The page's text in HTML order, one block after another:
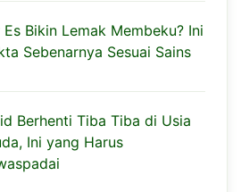
Es Bikin Lemak Membeku? Ini
Sebenarnya Sesuai Sains
Berhenti Tiba Tiba di Usia
Ini yang Harus